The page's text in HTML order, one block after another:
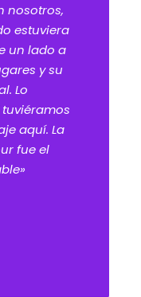
nosotros,
estuviera
un lado a
y su
Lo
aquí. La
fue el